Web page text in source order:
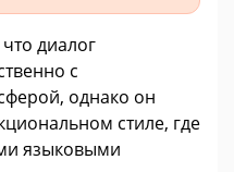
диалог
с
однако он
стиле, где
языковыми